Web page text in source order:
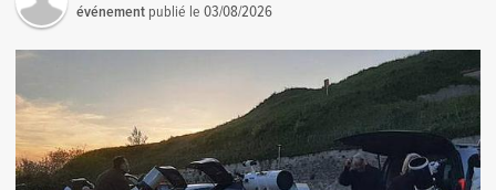
événement publié le03/08/2026